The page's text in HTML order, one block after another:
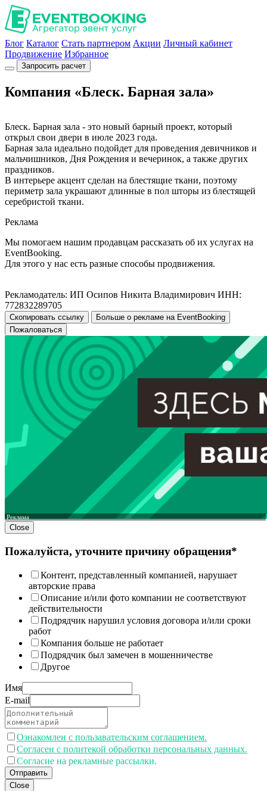
Блог Каталог Стать партнером Акции Личный кабинет
Продвижение Избранное
Запросить расчет
Компания «Блеск. Барная зала»
Блеск. Барная зала - это новый барный проект, который
открыл свои двери в июле 2023 года.
Барная зала идеально подойдет для проведения девичников и
мальчишников, Дня Рождения и вечеринок, а также других
праздников.
В интерьере акцент сделан на блестящие ткани, поэтому
периметр зала украшают длинные в пол шторы из блестящей
серебристой ткани.
Реклама
Мы помогаем нашим продавцам рассказать об их услугах на
EventBooking.
Для этого у нас есть разные способы продвижения.
Рекламодатель: ИП Осипов Никита Владимирович ИНН:
772832289705
Скопировать ссылку
Больше о рекламе на EventBooking
Пожаловаться
Реклама
Close
Пожалуйста, уточните причину обращения*
Контент, представленный компанией, нарушает
авторские права
Описание и/или фото компании не соответствуют
действительности
Подрядчик нарушил условия договора и/или сроки
работ
Компания больше не работает
Подрядчик был замечен в мошенничестве
Другое
Имя
E-mail
Ознакомлен с пользавательским соглашением.
Согласен с политекой обработки персональных данных.
Согласие на рекламные рассылки.
Отправить
Close